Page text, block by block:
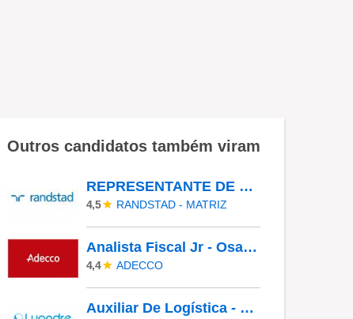
Outros candidatos também viram
REPRESENTANTE DE ENVIOS II - MCDLIVRE
4,5 RANDSTAD - MATRIZ
Analista Fiscal Jr - Osasco/SP
4,4 ADECCO
Auxiliar De Logística - Contagem